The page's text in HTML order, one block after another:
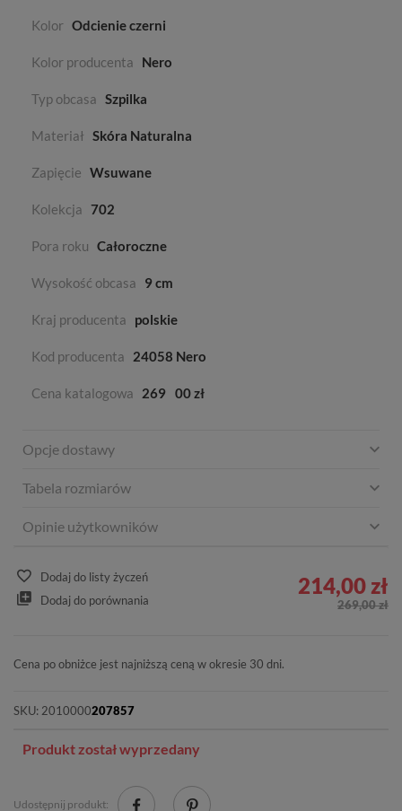
Kolor Odcienie czerni
Kolor producenta Nero
Typ obcasa Szpilka
Materiał Skóra Naturalna
Zapięcie Wsuwane
Kolekcja 702
Pora roku Całoroczne
Wysokość obcasa 9 cm
Kraj producenta polskie
Kod producenta 24058 Nero
Cena katalogowa 269 00 zł
Opcje dostawy
Tabela rozmiarów
Opinie użytkowników
Dodaj do listy życzeń
Dodaj do porównania
214,00 zł
269,00 zł
Cena po obniżce jest najniższą ceną w okresie 30 dni.
SKU: 2010000207857
Produkt został wyprzedany
Udostępnij produkt: